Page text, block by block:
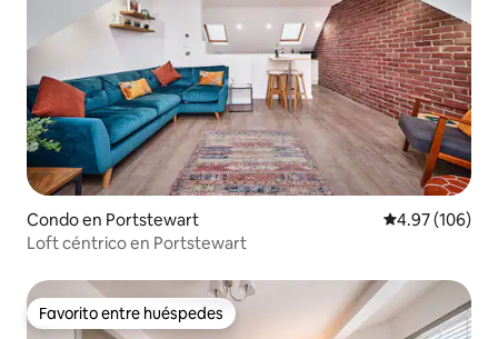
Condo en Portstewart Calificación
4.97 (106)
Loft céntrico en Portstewart
Favorito entre huéspedes
Favorito entre huéspedes